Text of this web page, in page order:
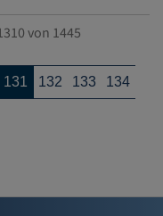
von 1445
131 132 133 134